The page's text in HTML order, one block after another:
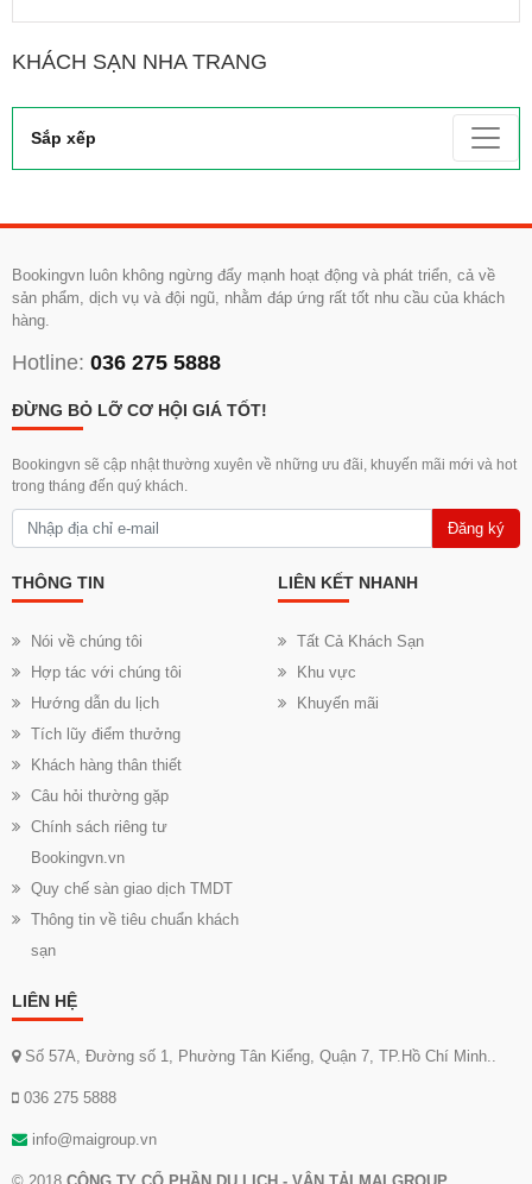
KHÁCH SẠN NHA TRANG
Sắp xếp
Bookingvn luôn không ngừng đẩy mạnh hoạt động và phát triển, cả về
sản phẩm, dịch vụ và đội ngũ, nhằm đáp ứng rất tốt nhu cầu của khách
hàng.
Hotline: 036 275 5888
ĐỪNG BỎ LỠ CƠ HỘI GIÁ TỐT!
Bookingvn sẽ cập nhật thường xuyên về những ưu đãi, khuyến mãi mới và hot
trong tháng đến quý khách.
Đăng ký
THÔNG TIN
Nói về chúng tôi
Hợp tác với chúng tôi
Hướng dẫn du lịch
Tích lũy điểm thưởng
Khách hàng thân thiết
Câu hỏi thường gặp
Chính sách riêng tư
Bookingvn.vn
Quy chế sàn giao dịch TMDT
Thông tin về tiêu chuẩn khách
sạn
LIÊN KẾT NHANH
Tất Cả Khách Sạn
Khu vực
Khuyến mãi
LIÊN HỆ
Số 57A, Đường số 1, Phường Tân Kiểng, Quận 7, TP.Hồ Chí Minh..
036 275 5888
info@maigroup.vn